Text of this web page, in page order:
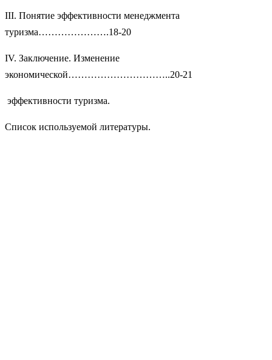
III. Понятие эффективности менеджмента
туризма………………….18-20
IV. Заключение. Изменение
экономической…………………………..20-21
эффективности туризма.
Список используемой литературы.